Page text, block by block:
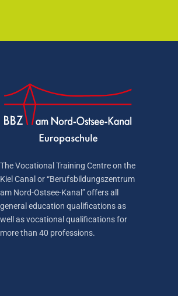
The Vocational Training Centre on the
Kiel Canal or “Berufsbildungszentrum
am Nord-Ostsee-Kanal” offers all
general education qualifications as
well as vocational qualifications for
more than 40 professions.